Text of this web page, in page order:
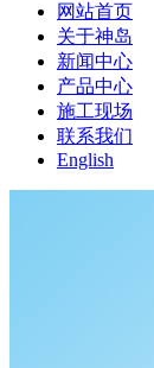
网站首页
关于神岛
新闻中心
产品中心
施工现场
联系我们
English